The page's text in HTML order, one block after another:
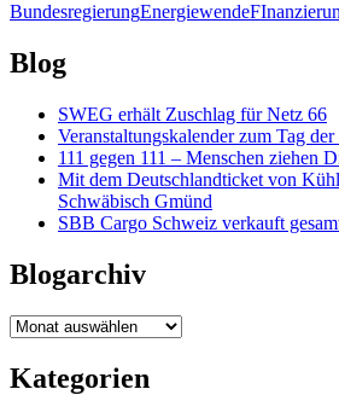
BundesregierungEnergiewende
Blog
SWEG erhält Zuschlag für Netz 66
Veranstaltungskalender zum Tag der
111 gegen 111 – Menschen ziehen
Mit dem Deutschlandticket von
Schwäbisch Gmünd
SBB Cargo Schweiz verkauft
Blogarchiv
Blogarchiv
Kategorien